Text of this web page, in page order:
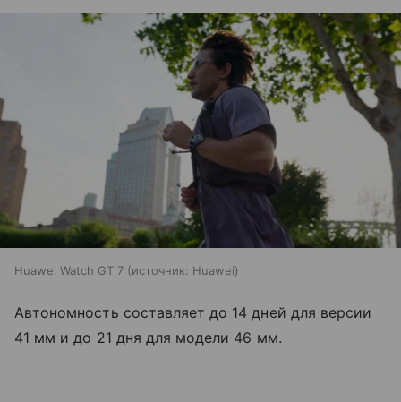
Huawei Watch GT 7 источник: Huawei
Автономность составляет до 14 дней для версии
41 мм и до 21 дня для модели 46 мм.